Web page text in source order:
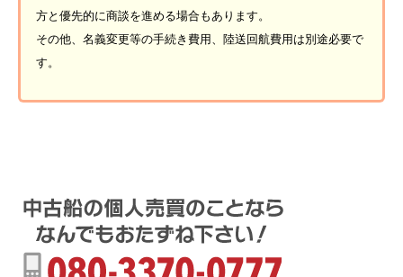
方と優先的に商談を進める場合もあります。
その他、名義変更等の手続き費用、陸送回航費用は別途必要で
す。